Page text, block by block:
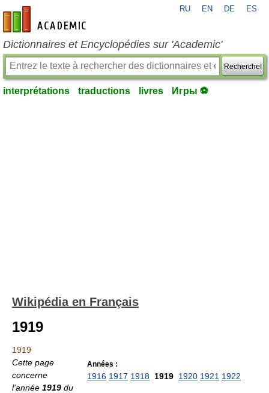
fr-academic.com
RU EN DE ES
Dictionnaires et Encyclopédies sur 'Academic'
Recherche!
interprétations traductions livres Игры ⚽
Wikipédia en Français
1919
1919
Années :
1916 1917 1918 1919 1920 1921 1922
Cette page
concerne
l'année 1919 du